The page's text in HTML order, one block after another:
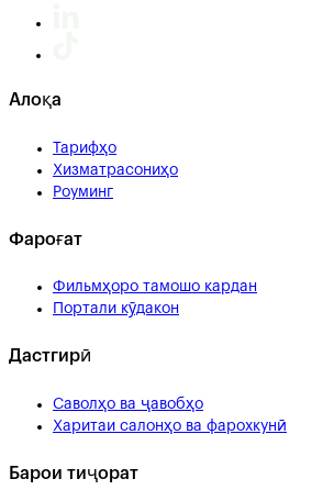
Алоқа
Тарифҳо
Хизматрасониҳо
Роуминг
Фароғат
Фильмҳоро тамошо кардан
Портали кӯдакон
Дастгирӣ
Саволҳо ва ҷавобҳо
Харитаи салонҳо ва фарохкунӣ
Барои тиҷорат